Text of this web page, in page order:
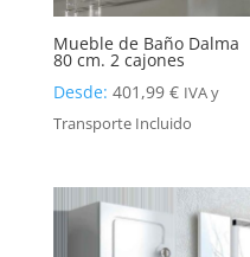
Mueble de Baño Dalma
80 cm. 2 cajones
Desde: 401,99 € IVA y
Transporte Incluido